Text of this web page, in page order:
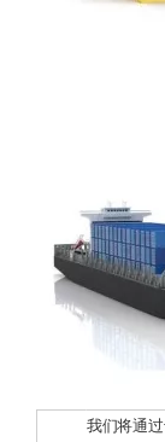
我们将通